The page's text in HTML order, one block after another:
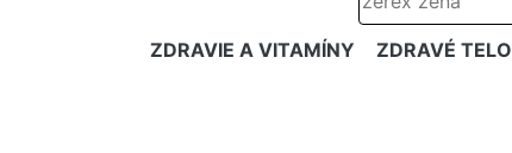
ZDRAVIE A VITAMÍNY ZDRAVÉ TELO